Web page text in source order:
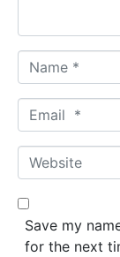
a
m
*
m
a
*
W
e
b
Save my
for the next